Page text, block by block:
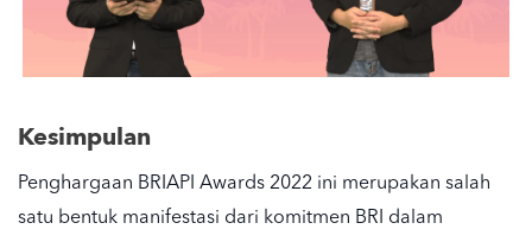
Kesimpulan
Penghargaan BRIAPI Awards 2022 ini merupakan salah
satu bentuk manifestasi dari komitmen BRI dalam